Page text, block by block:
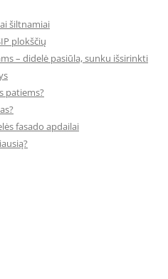
šiltnamiai
plokščių
– didelė pasiūla, sunku išsirinkti
patiems?
fasado apdailai